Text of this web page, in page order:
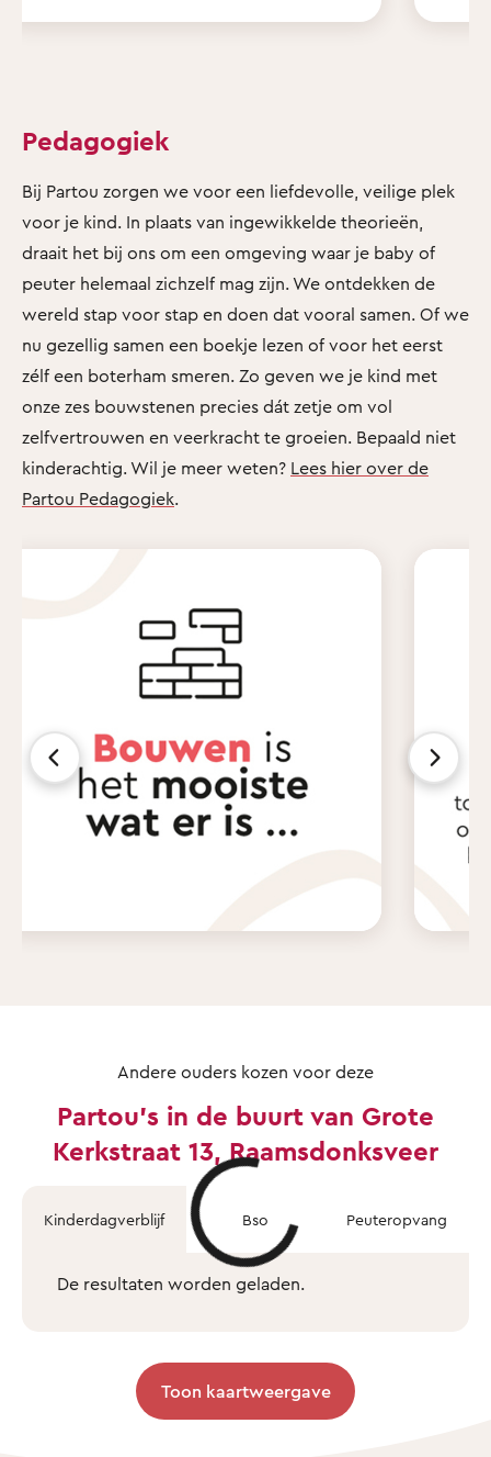
Pedagogiek
Bij Partou zorgen we voor een liefdevolle, veilige plek
voor je kind. In plaats van ingewikkelde theorieën,
draait het bij ons om een omgeving waar je baby of
peuter helemaal zichzelf mag zijn. We ontdekken de
wereld stap voor stap en doen dat vooral samen. Of we
nu gezellig samen een boekje lezen of voor het eerst
zélf een boterham smeren. Zo geven we je kind met
onze zes bouwstenen precies dát zetje om vol
zelfvertrouwen en veerkracht te groeien. Bepaald niet
kinderachtig. Wil je meer weten? Lees hier over de
Partou Pedagogiek.
Andere ouders kozen voor deze
Partou's in de buurt van Grote
Kerkstraat 13, Raamsdonksveer
Kinderdagverblijf Bso Peuteropvang
De resultaten worden geladen.
Toon kaartweergave